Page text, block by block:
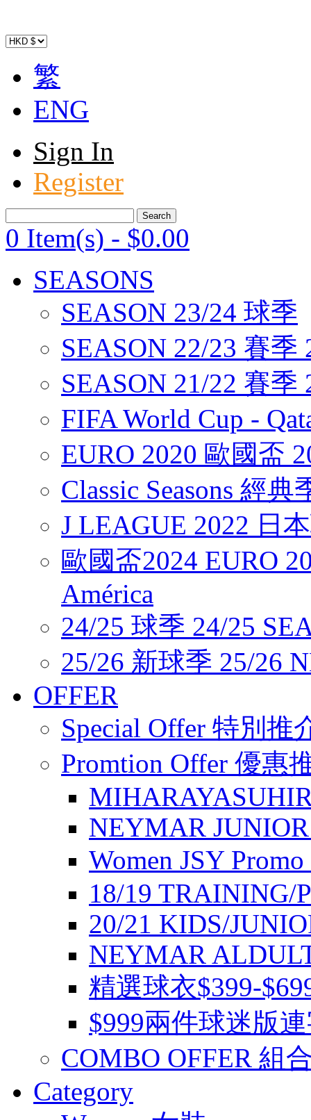
繁
ENG
Sign In
Register
0 Item(s) - $0.00
SEASONS
SEASON 23/24 球季
SEASON 22/23 賽季
SEASON 21/22 賽季
FIFA World Cup -
EURO 2020 歐國盃
Classic Seasons 經典
J LEAGUE 2022 日
歐國盃2024 EURO
América
24/25 球季 24/25
25/26 新球季 25/26
OFFER
Special Offer 特別推
Promtion Offer 優惠
NEYMAR
Women JSY
18/19 TRAINING/
20/21 KIDS/
NEYMAR
精選球衣$399-
$999兩件球迷版
COMBO OFFER 組
Category